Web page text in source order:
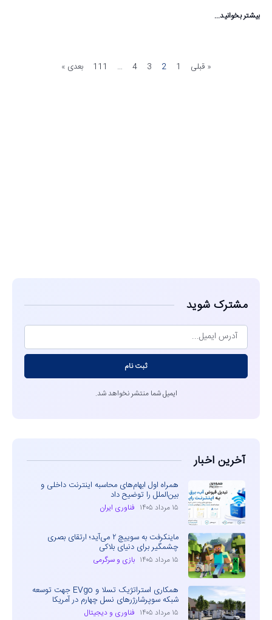
بیشتر بخوانید...
« قبلی 1
2
3
4
…
111 بعدی »
مشترک شوید
ثبت نام
ایمیل شما منتشر نخواهد شد.
آخرین اخبار
همراه اول ابهام‌های محاسبه اینترنت داخلی و
بین‌الملل را توضیح داد
۱۵ مرداد ۱۴۰۵ فناوری ایران
ماینکرفت به سوییچ ۲ می‌آید؛ ارتقای بصری
چشمگیر برای دنیای بلاکی
۱۵ مرداد ۱۴۰۵ بازی و سرگرمی
همکاری استراتژیک تسلا و EVgo جهت توسعه
شبکه سوپرشارژرهای نسل چهارم در آمریکا
۱۵ مرداد ۱۴۰۵ فناوری و دیجیتال